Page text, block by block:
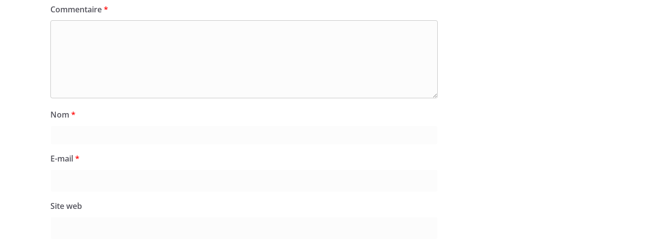
Commentaire*
Nom *
E-mail*
Site web